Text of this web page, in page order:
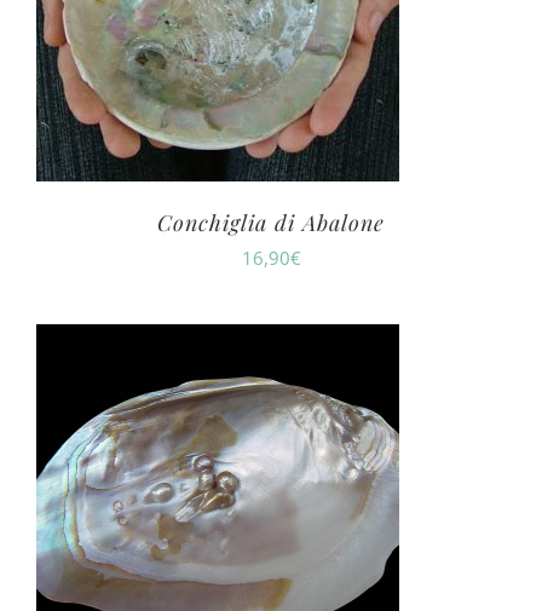
Conchiglia di Abalone
16,90€